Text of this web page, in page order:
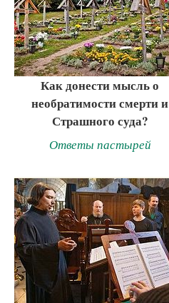
Как донести мысль о
необратимости смерти и
Страшного суда?
Ответы пастырей